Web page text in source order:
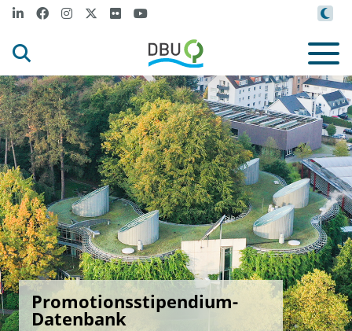
Promotionsstipendium-
Datenbank